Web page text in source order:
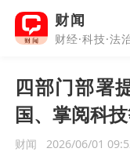
财闻
财经·科技·法
四部门部署
国、掌阅科
财闻 2026/06/01